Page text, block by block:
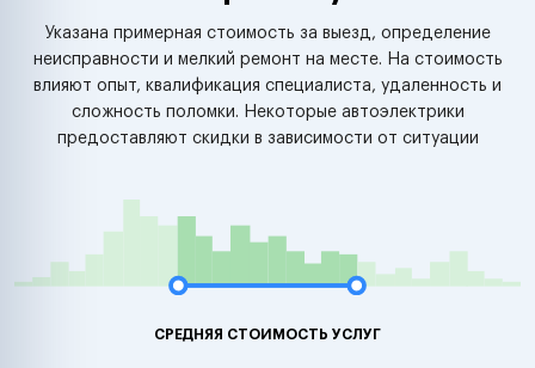
Указана примерная стоимость за выезд, определение
неисправности и мелкий ремонт на месте. На стоимость
влияют опыт, квалификация специалиста, удаленность и
сложность поломки. Некоторые автоэлектрики
предоставляют скидки в зависимости от ситуации
СРЕДНЯЯ СТОИМОСТЬ УСЛУГ